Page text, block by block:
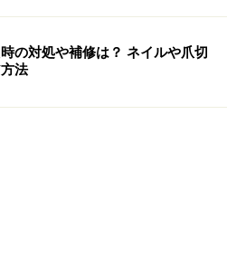
の対処や補修は？ ネイルや爪切
法